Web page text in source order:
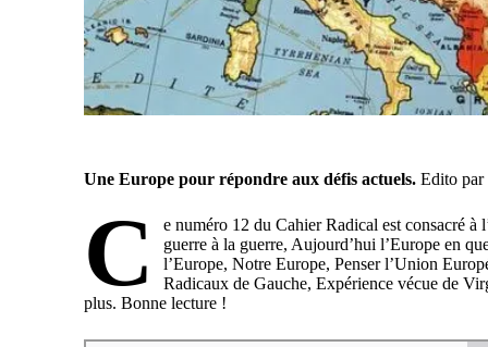
Une Europe pour répondre aux défis actuels. Edito par
C
e numéro 12 du Cahier Radical est consacré
guerre à la guerre, Aujourd’hui l’Europe en
l’Europe, Notre Europe, Penser l’Union
Radicaux de Gauche, Expérience vécue de
plus. Bonne lecture !